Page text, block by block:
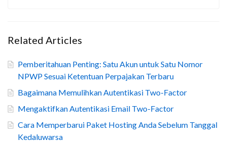
Related Articles
Pemberitahuan Penting: Satu Akun untuk Satu Nomor
NPWP Sesuai Ketentuan Perpajakan Terbaru
Bagaimana Memulihkan Autentikasi Two-Factor
Mengaktifkan Autentikasi Email Two-Factor
Cara Memperbarui Paket Hosting Anda Sebelum Tanggal
Kedaluwarsa